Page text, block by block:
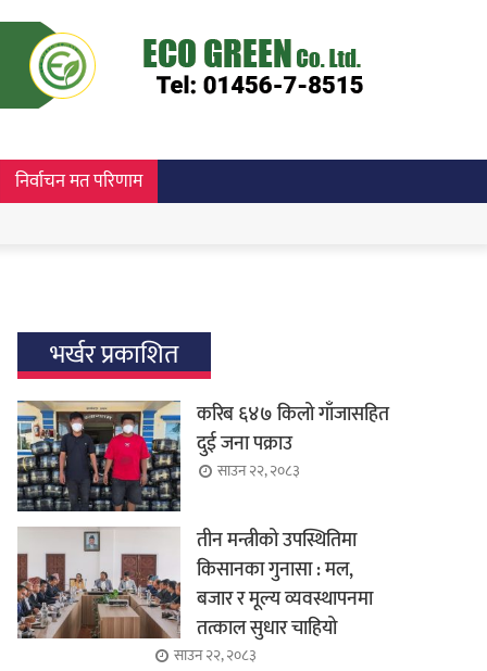
निर्वाचन मत परिणाम
भर्खर प्रकाशित
करिब ६४७ किलो गाँजासहित
दुई जना पक्राउ
साउन २२, २०८३
तीन मन्त्रीको उपस्थितिमा
किसानका गुनासा : मल,
बजार र मूल्य व्यवस्थापनमा
तत्काल सुधार चाहियो
साउन २२, २०८३